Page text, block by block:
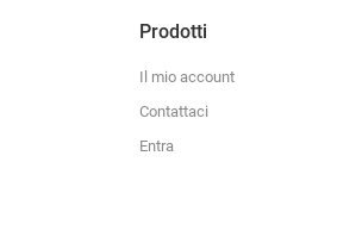
Prodotti
Il mio account
Contattaci
Entra